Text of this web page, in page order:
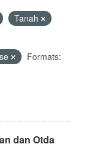
Tanah
Formats:
dan Otda